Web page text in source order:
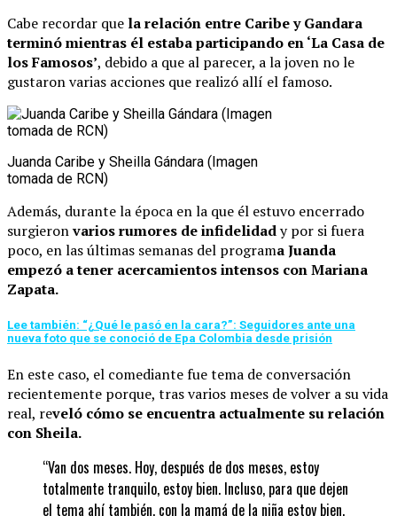
Cabe recordar que la relación entre Caribe y Gandara
terminó mientras él estaba participando en ‘La Casa de
los Famosos’, debido a que al parecer, a la joven no le
gustaron varias acciones que realizó allí el famoso.
Juanda Caribe y Sheilla Gándara (Imagen
tomada de RCN)
Además, durante la época en la que él estuvo encerrado
surgieronvarios rumores de infidelidady por si fuera
poco, en las últimas semanas del programa Juanda
empezó a tener acercamientos intensos con Mariana
Zapata.
Lee también: “¿Qué le pasó en la cara?”: Seguidores ante una
nueva foto que se conoció de Epa Colombia desde prisión
En este caso, el comediante fue tema de conversación
recientemente porque, tras varios meses de volver a su vida
real, reveló cómo se encuentra actualmente su relación
con Sheila.
“Van dos meses. Hoy, después de dos meses, estoy
totalmente tranquilo, estoy bien. Incluso, para que dejen
el tema ahí también, con la mamá de la niña estoy bien.